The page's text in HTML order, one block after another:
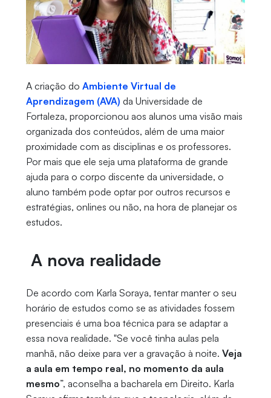
A criação do Ambiente Virtual de
Aprendizagem (AVA) da Universidade de
Fortaleza, proporcionou aos alunos uma visão mais
organizada dos conteúdos, além de uma maior
proximidade com as disciplinas e os professores.
Por mais que ele seja uma plataforma de grande
ajuda para o corpo discente da universidade, o
aluno também pode optar por outros recursos e
estratégias, onlines ou não, na hora de planejar os
estudos.
A nova realidade
De acordo com Karla Soraya, tentar manter o seu
horário de estudos como se as atividades fossem
presenciais é uma boa técnica para se adaptar a
essa nova realidade. "Se você tinha aulas pela
manhã, não deixe para ver a gravação à noite. Veja
a aula em tempo real, no momento da aula
mesmo”, aconselha a bacharela em Direito. Karla